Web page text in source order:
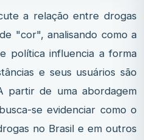
relação entre drogas
"cor", analisando como a
política influencia a forma
e seus usuários são
partir de uma abordagem
se evidenciar como o
no Brasil e em outros